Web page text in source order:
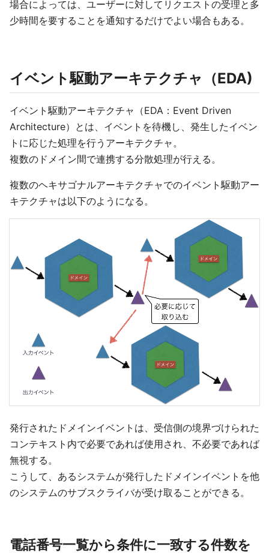
場合によっては、ユーザーに対してリクエストの受理と多
少時間を要することを通知するだけでよい場合もある。
イベント駆動アーキテクチャ（EDA)
イベント駆動アーキテクチャ（EDA：Event Driven
Architecture）とは、イベントを待機し、発生したイベン
トに応じた処理を行うアーキテクチャ。
複数のドメイン間で連携する分散処理が行える。
複数のヘキサゴナルアーキテクチャでのイベント駆動アー
キテクチャは以下のようになる。
発行されたドメインイベントは、受信側の境界づけられた
コンテキスト内で必要であれば使用され、不必要であれば
無視する。
こうして、あるシステムが発行したドメインイベントを他
のシステムのサブスクライバが受け取ることができる。
電話番号一覧から条件に一致する件数を